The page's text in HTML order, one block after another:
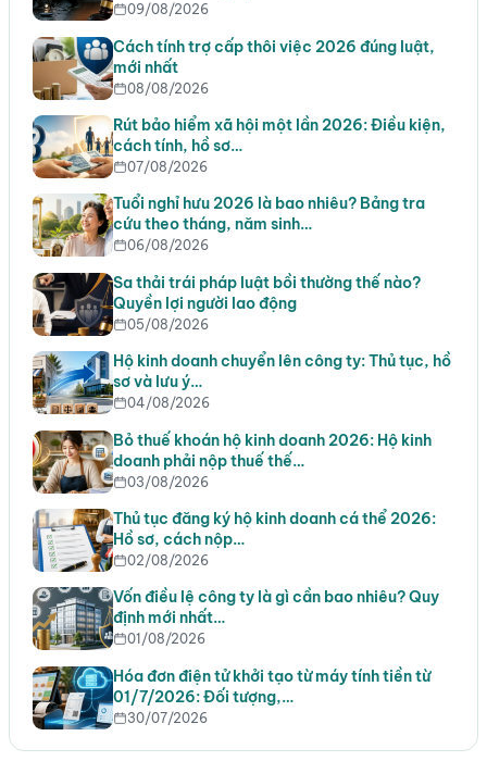
09/08/2026
Cách tính trợ cấp thôi việc 2026 đúng luật,
mới nhất
08/08/2026
Rút bảo hiểm xã hội một lần 2026: Điều kiện,
cách tính, hồ sơ…
07/08/2026
Tuổi nghỉ hưu 2026 là bao nhiêu? Bảng tra
cứu theo tháng, năm sinh…
06/08/2026
Sa thải trái pháp luật bồi thường thế nào?
Quyền lợi người lao động
05/08/2026
Hộ kinh doanh chuyển lên công ty: Thủ tục, hồ
sơ và lưu ý…
04/08/2026
Bỏ thuế khoán hộ kinh doanh 2026: Hộ kinh
doanh phải nộp thuế thế…
03/08/2026
Thủ tục đăng ký hộ kinh doanh cá thể 2026:
Hồ sơ, cách nộp…
02/08/2026
Vốn điều lệ công ty là gì cần bao nhiêu? Quy
định mới nhất…
01/08/2026
Hóa đơn điện tử khởi tạo từ máy tính tiền từ
01/7/2026: Đối tượng,…
30/07/2026